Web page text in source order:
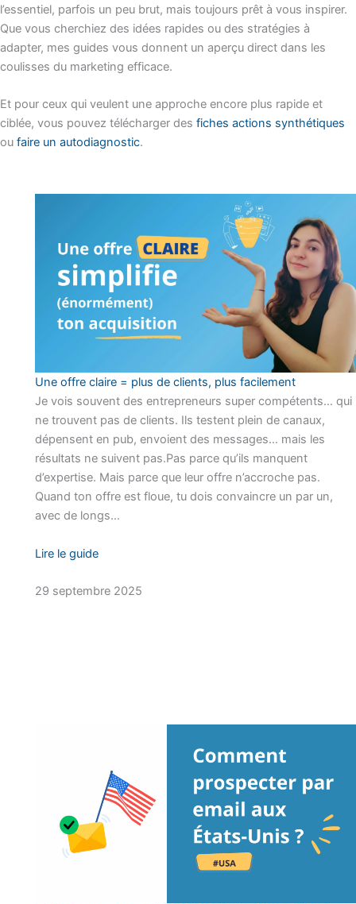
l’essentiel, parfois un peu brut, mais toujours prêt à vous inspirer.
Que vous cherchiez des idées rapides ou des stratégies à
adapter, mes guides vous donnent un aperçu direct dans les
coulisses du marketing efficace.
Et pour ceux qui veulent une approche encore plus rapide et
ciblée, vous pouvez télécharger des fiches actions synthétiques
ou faire un autodiagnostic.
Une offre claire = plus de clients, plus facilement
Je vois souvent des entrepreneurs super compétents… qui
ne trouvent pas de clients. Ils testent plein de canaux,
dépensent en pub, envoient des messages… mais les
résultats ne suivent pas.Pas parce qu’ils manquent
d’expertise. Mais parce que leur offre n’accroche pas.
Quand ton offre est floue, tu dois convaincre un par un,
avec de longs…
Lire le guide
29 septembre 2025